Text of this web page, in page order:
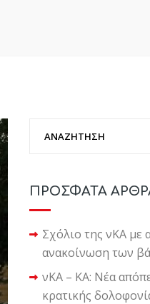
ΠΡΟΣΦΑΤΑ
Σχόλιο της νΚΑ με
ανακοίνωση των
νΚΑ – ΚΑ: Νέα
κρατικής